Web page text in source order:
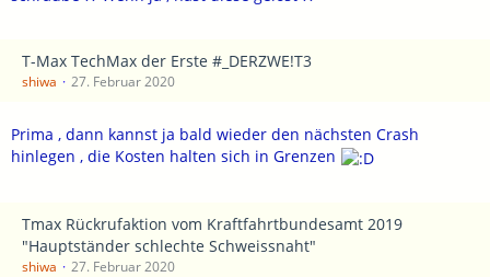
T-Max TechMax der Erste #_DERZWE!T3
shiwa 27. Februar 2020
Prima , dann kannst ja bald wieder den nächsten Crash
hinlegen , die Kosten halten sich in Grenzen
Tmax Rückrufaktion vom Kraftfahrtbundesamt 2019
"Hauptständer schlechte Schweissnaht"
shiwa 27. Februar 2020